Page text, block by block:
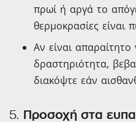
πρωί ή αργά το
θερμοκρασίες είναι
Αν είναι
δραστηριότητα,
διακόψτε εάν
5. Προσοχή στα